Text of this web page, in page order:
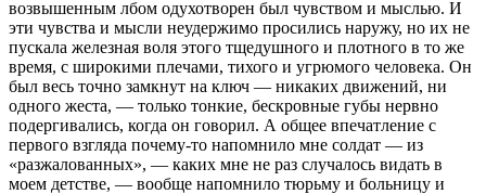
возвышенным лбом одухотворен был чувством и мыслью. И
эти чувства и мысли неудержимо просились наружу, но их не
пускала железная воля этого тщедушного и плотного в то же
время, с широкими плечами, тихого и угрюмого человека. Он
был весь точно замкнут на ключ — никаких движений, ни
одного жеста, — только тонкие, бескровные губы нервно
подергивались, когда он говорил. А общее впечатление с
первого взгляда почему-то напомнило мне солдат — из
«разжалованных», — каких мне не раз случалось видать в
моем детстве, — вообще напомнило тюрьму и больницу и